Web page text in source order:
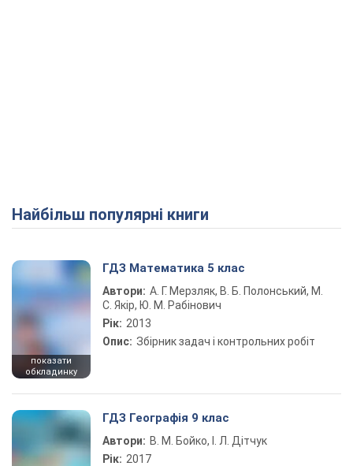
Найбільш популярні книги
показати
обкладинку
ГДЗ Математика 5 клас
Автори: А. Г. Мерзляк, В. Б. Полонський, М.
С. Якір, Ю. М. Рабінович
Рік: 2013
Опис: Збірник задач і контрольних робіт
ГДЗ Географія 9 клас
Автори: В. М. Бойко, І. Л. Дітчук
Рік: 2017